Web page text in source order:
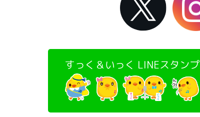
すっく＆いっく LINEスタンプ